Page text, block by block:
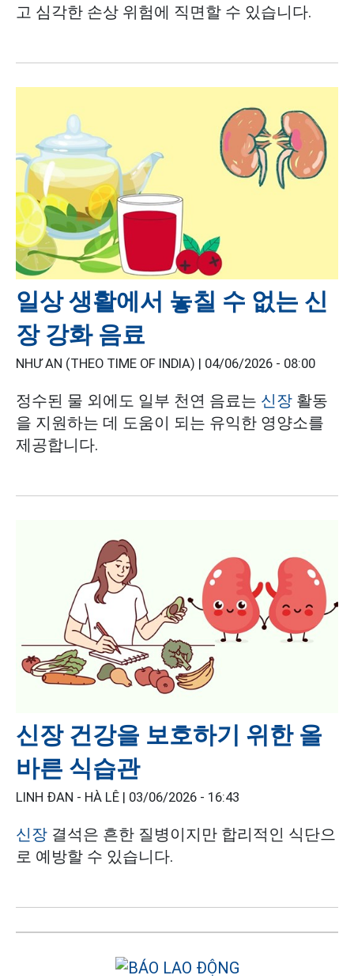
고 심각한 손상 위험에 직면할 수 있습니다.
일상 생활에서 놓칠 수 없는 신
장 강화 음료
NHƯ AN (THEO TIME OF INDIA) | 04/06/2026 - 08:00
정수된 물 외에도 일부 천연 음료는 신장 활동
을 지원하는 데 도움이 되는 유익한 영양소를
제공합니다.
신장 건강을 보호하기 위한 올
바른 식습관
LINH ĐAN - HÀ LÊ | 03/06/2026 - 16:43
신장 결석은 흔한 질병이지만 합리적인 식단으
로 예방할 수 있습니다.